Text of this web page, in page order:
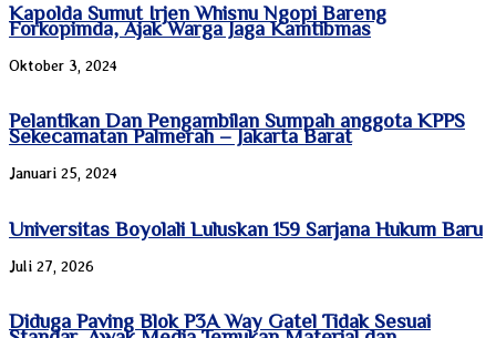
Kapolda Sumut Irjen Whisnu Ngopi Bareng
Forkopimda, Ajak Warga Jaga Kamtibmas
Oktober 3, 2024
Pelantikan Dan Pengambilan Sumpah anggota KPPS
Sekecamatan Palmerah – Jakarta Barat
Januari 25, 2024
Universitas Boyolali Luluskan 159 Sarjana Hukum Baru
Juli 27, 2026
Diduga Paving Blok P3A Way Gatel Tidak Sesuai